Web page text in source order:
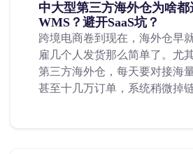
中大型第三方海外仓为啥
WMS？避开SaaS坑？
跨境电商卷到现在，海外仓早
雇几个人发货那么简单了。尤
第三方海外仓，每天要对接海
甚至十几万订单，系统稍微掉